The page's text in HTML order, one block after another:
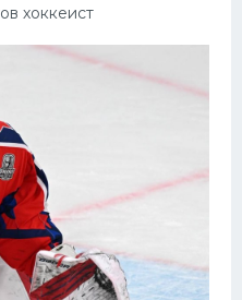
хоккеист